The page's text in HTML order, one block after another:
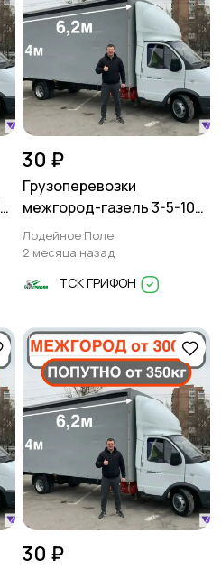
30 ₽
Грузоперевозки
межгород-газель 3-5-10
тонн
Лодейное Поле
2 месяца назад
ТСК ГРИФОН
30 ₽